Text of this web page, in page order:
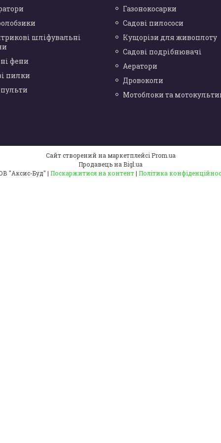
шліфувальні
фени
пилки
Газонокосарки
Садові пилососи
Кущорізи для живоплоту
Садові подрібнювачі
Аератори
Дровоколи
Мотоблоки та
Сайт створений на маркетплейсі Prom.ua
Продавець на Bigl.ua
ТОВ "Аксис-Буд" | Поскаржитися на контент | Політика